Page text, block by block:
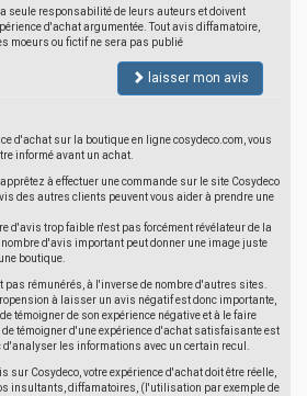
seule responsabilité de leurs auteurs et doivent
d'achat argumentée. Tout avis diffamatoire,
moeurs ou fictif ne sera pas publié
laisser mon avis
d'achat sur la boutique en ligne cosydeco.com, vous
informé avant un achat.
à effectuer une commande sur le site Cosydeco
des autres clients peuvent vous aider à prendre une
d'avis trop faible n'est pas forcément révélateur de la
d'avis important peut donner une image juste
boutique.
pas rémunérés, à l'inverse de nombre d'autres sites.
à laisser un avis négatif est donc importante,
témoigner de son expérience négative et à le faire
témoigner d'une expérience d'achat satisfaisante est
les informations avec un certain recul.
Cosydeco, votre expérience d'achat doit être réelle,
insultants, diffamatoires, (l'utilisation par exemple de